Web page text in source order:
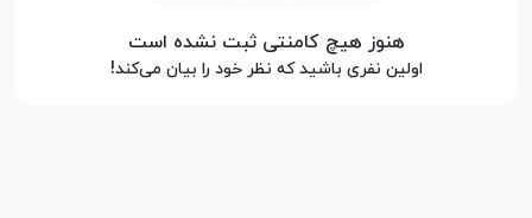
هنوز هیچ کامنتی ثبت نشده است
اولین نفری باشید که نظر خود را بیان می‌کند!